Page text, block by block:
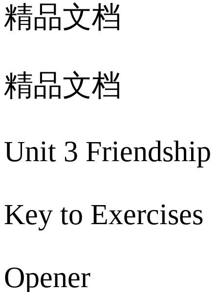
精品文档
精品文档
Unit 3 Friendship
Key to Exercises
Opener